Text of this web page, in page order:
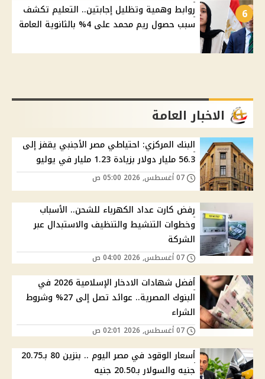
6
روابط وهمية وتظليل إجابتين.. التعليم تكشف
سبب حصول ريم محمد على 4% بالثانوية العامة
الاخبار العامة
البنك المركزي: احتياطي مصر الأجنبي يقفز إلى
56.3 مليار دولار بزيادة 1.23 مليار في يوليو
رفض كارت عداد الكهرباء للشحن.. الأسباب
وخطوات التنشيط والتنظيف والاستبدال عبر
الشركة
أفضل شهادات الادخار الإسلامية 2026 في
البنوك المصرية.. عوائد تصل إلى 27% وشروط
الشراء
أسعار الوقود في مصر اليوم .. بنزين 80 بـ20.75
جنيه والسولار بـ20.50 جنيه